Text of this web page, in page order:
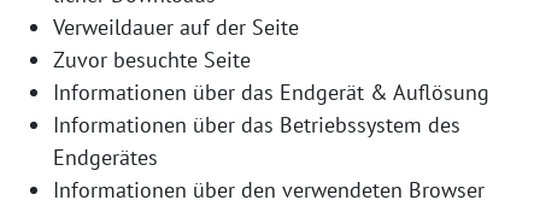
Ver­weil­dau­er auf der Seite
Zuvor besuch­te Seite
Infor­ma­tio­nen über das End­ge­rät & Auflösung
Infor­ma­tio­nen über das Betriebs­sys­tem des
Endgerätes
Infor­ma­tio­nen über den ver­wen­de­ten Browser